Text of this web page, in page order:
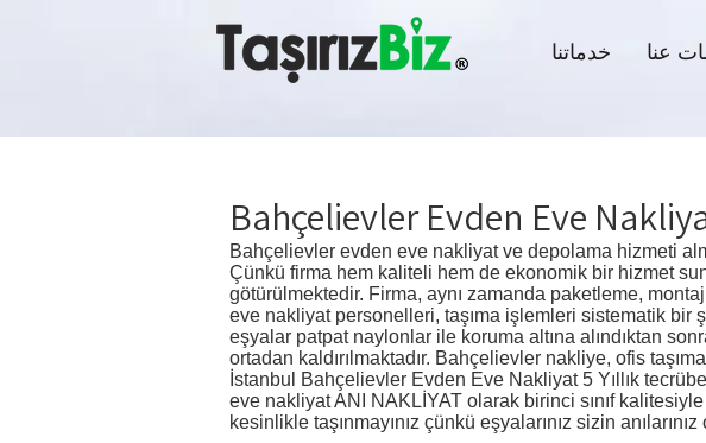
خدماتنا عنا
Bahçelievler Evden Eve
Bahçelievler evden eve nakliyat ve depolama hizmeti
Çünkü firma hem kaliteli hem de ekonomik bir hizmet
götürülmektedir. Firma, aynı zamanda paketleme,
eve nakliyat personelleri, taşıma işlemleri sistematik
eşyalar patpat naylonlar ile koruma altına alındıktan
ortadan kaldırılmaktadır. Bahçelievler nakliye, ofis
İstanbul Bahçelievler Evden Eve Nakliyat 5 Yıllık
eve nakliyat ANI NAKLİYAT olarak birinci sınıf
kesinlikle taşınmayınız çünkü eşyalarınız sizin